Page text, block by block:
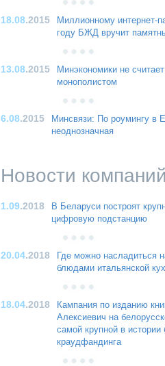
18.08.2015
Миллионному интернет-
году БЖД вручит
13.08.2015
Минэкономики не
монополистом
6.08.2015
Минсвязи: По роумингу в
неоднозначная
Новости компаний
1.09.2018
В Беларуси построят
цифровую подстанцию
20.04.2018
Где можно насладиться
блюдами итальянской
18.04.2018
Кампания по изданию
Алексиевич на
самой крупной в истории
краудфандинга